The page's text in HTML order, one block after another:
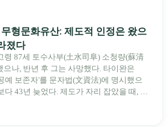
형문화유산: 제도적 인정은 왔으
졌다
령 87세 토수사부(土水司阜) 소청량(蘇清
으나, 반년 후 그는 사망했다. 타이완은
예 보존자'를 문자법(文資法)에 명시했으
다 43년 늦었다. 제도가 자리 잡았을 때, 제
대 산업화 과정에서 붕괴되었다. 600여 명